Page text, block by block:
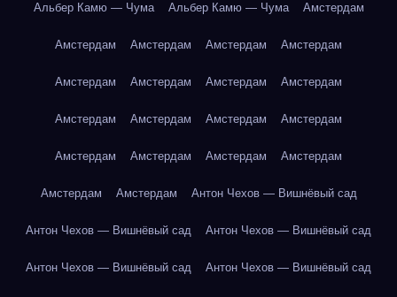
Альбер Камю — Чума Альбер Камю — Чума Амстердам
Амстердам Амстердам Амстердам Амстердам
Амстердам Амстердам Амстердам Амстердам
Амстердам Амстердам Амстердам Амстердам
Амстердам Амстердам Амстердам Амстердам
Амстердам Амстердам Антон Чехов — Вишнёвый сад
Антон Чехов — Вишнёвый сад Антон Чехов — Вишнёвый сад
Антон Чехов — Вишнёвый сад Антон Чехов — Вишнёвый сад